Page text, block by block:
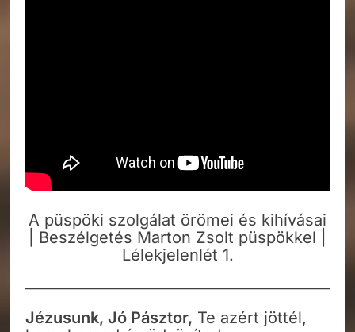
A püspöki szolgálat örömei és kihívásai
| Beszélgetés Marton Zsolt püspökkel |
Lélekjelenlét 1.
Jézusunk, Jó Pásztor, Te azért jöttél,